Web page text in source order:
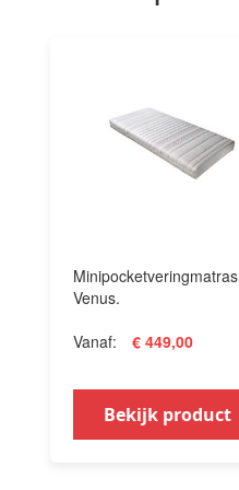
Minipocketveringmatras
Venus.
Vanaf
€ 449,00
Bekijk product